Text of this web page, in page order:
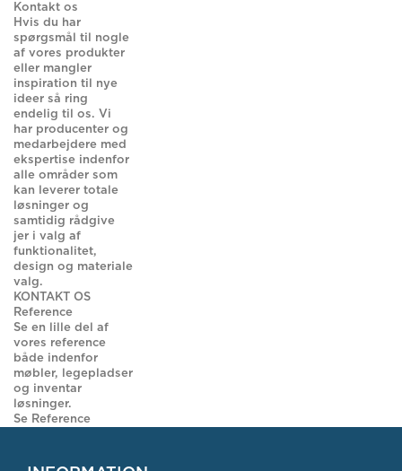
Kontakt os
Hvis du har
spørgsmål til nogle
af vores produkter
eller mangler
inspiration til nye
ideer så ring
endelig til os. Vi
har producenter og
medarbejdere med
ekspertise indenfor
alle områder som
kan leverer totale
løsninger og
samtidig rådgive
jer i valg af
funktionalitet,
design og materiale
valg.
KONTAKT OS
Reference
Se en lille del af
vores reference
både indenfor
møbler, legepladser
og inventar
løsninger.
Se Reference